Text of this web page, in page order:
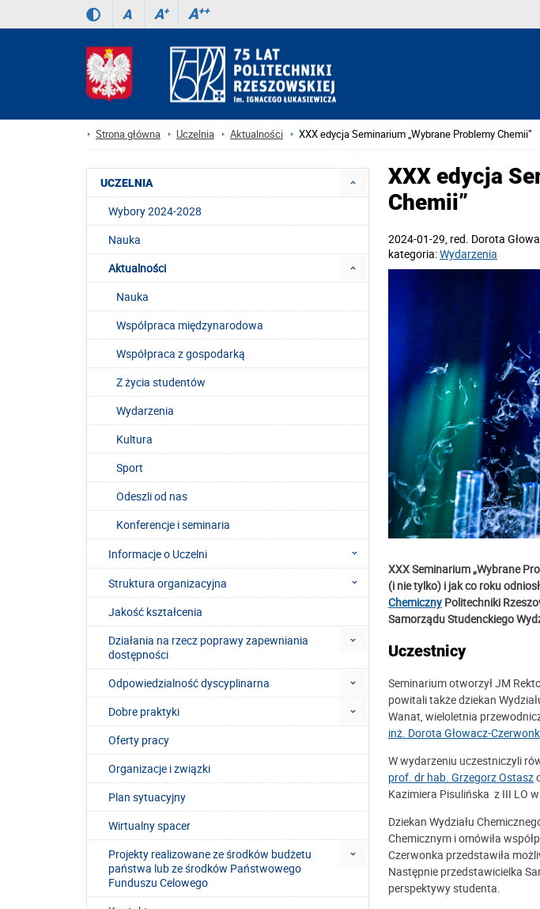
A A+ A++
Strona główna Uczelnia Aktualności XXX edycja Seminarium „Wybrane Problemy Chemii”
XXX edycja
Chemii”
2024-01-29, red. Dorota
kategoria:Wydarzenia
XXX Seminarium „Wybrane
(i nie tylko) i jak co roku
Chemiczny Politechniki
Samorządu Studenckiego
Uczestnicy
Seminarium otworzył JM
powitali także dziekan
Wanat, wieloletnia
inż. Dorota Głowacz-
W wydarzeniu uczestniczyli
prof. dr hab. Grzegorz Ostasz
Kazimiera Pisulińska z III LO
Dziekan Wydziału
Chemicznym i omówiła
Czerwonka przedstawiła
Następnie przedstawicielka
perspektywy studenta.
UCZELNIA
Wybory 2024-2028
Nauka
Aktualności
Nauka
Współpraca międzynarodowa
Współpraca z gospodarką
Z życia studentów
Wydarzenia
Kultura
Sport
Odeszli od nas
Konferencje i seminaria
Informacje o Uczelni
Struktura organizacyjna
Jakość kształcenia
Działania na rzecz poprawy zapewniania
dostępności
Odpowiedzialność dyscyplinarna
Dobre praktyki
Oferty pracy
Organizacje i związki
Plan sytuacyjny
Wirtualny spacer
Projekty realizowane ze środków budżetu
państwa lub ze środków Państwowego
Funduszu Celowego